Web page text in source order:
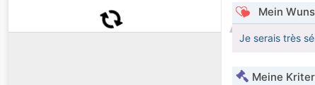
Mein
Je serais très
Meine